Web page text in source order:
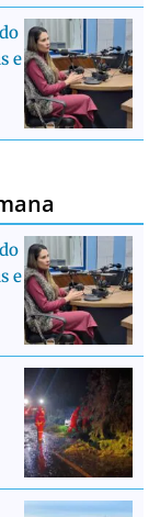
e
e